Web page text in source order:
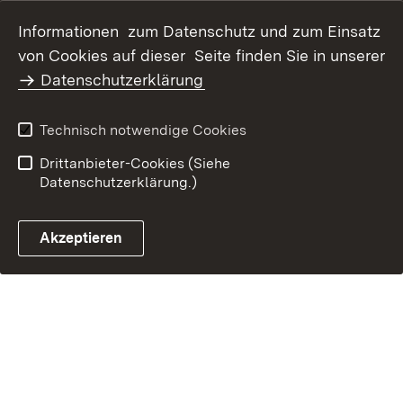
Barrierefreiheit
Benutzungshinweise
Impressum
Informationen zum Datenschutz und zum Einsatz
von Cookies auf dieser Seite finden Sie in unserer
Datenschutzerklärung
Technisch notwendige Cookies
Drittanbieter-Cookies (Siehe
Datenschutzerklärung.)
Akzeptieren